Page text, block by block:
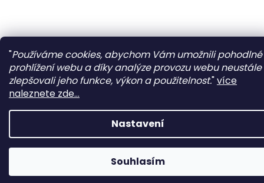
"Používáme cookies, abychom Vám umožnili pohodlné
prohlížení webu a díky analýze provozu webu neustále
zlepšovali jeho funkce, výkon a použitelnost."více
naleznete zde...
Nastavení
Souhlasím